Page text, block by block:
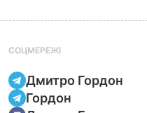
СОЦМЕРЕЖІ
Дмитро Гордон
Гордон